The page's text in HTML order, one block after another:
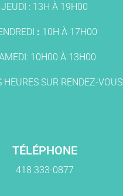
JEUDI : 13H À 19H00
: 10H À 17H00
10H00 À 13H00
HEURES SUR RENDEZ-VOUS
TÉLÉPHONE
418 333-0877